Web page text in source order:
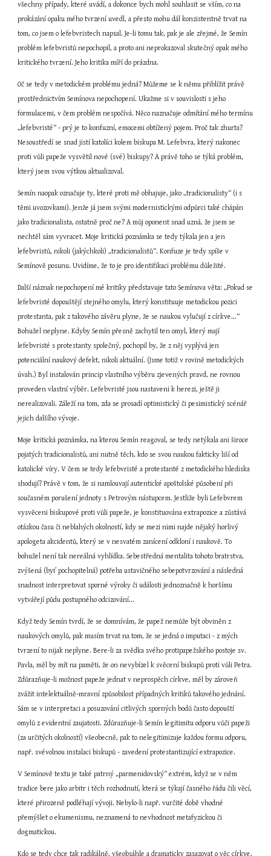
všechny případy, které uvádí, a dokonce bych mohl souhlasit se vším, co na
prokázání opaku mého tvrzení uvedl, a přesto mohu dál konzistentně trvat na
tom, co jsem o lefebvristech napsal. Je-li tomu tak, pak je ale zřejmé, že Semín
problém lefebvristů nepochopil, a proto ani neprokazoval skutečný opak mého
kritického tvrzení. Jeho kritika míří do prázdna.
Oč se tedy v metodickém problému jedná? Můžeme se k němu přiblížit právě
prostřednictvím Semínova nepochopení. Ukažme si v souvislosti s jeho
formulacemi, v čem problém nespočívá. Něco naznačuje odmítání mého termínu
„lefebvristé“ - prý je to konfuzní, emocemi obtížený pojem. Proč tak zhurta?
Nesoustředí se snad jistí katolíci kolem biskupa M. Lefebvra, který nakonec
proti vůli papeže vysvětil nové (své) biskupy? A právě toho se týká problém,
který jsem svou výtkou aktualizoval.
Semín naopak označuje ty, které proti mě obhajuje, jako „tradicionalisty“ (i s
těmi uvozovkami). Jenže já jsem svými modernistickými odpůrci také chápán
jako tradicionalista, ostatně proč ne? A můj oponent snad uzná, že jsem se
nechtěl sám vyvracet. Moje kritická poznámka se tedy týkala jen a jen
lefebvristů, nikoli (jakýchkoli) „tradicionalistů“. Konfuze je tedy spíše v
Semínově posunu. Uvidíme, že to je pro identifikaci problému důležité.
Další náznak nepochopení mé kritiky představuje tato Semínova věta: „Pokud se
lefebvristé dopouštějí stejného omylu, který konstituuje metodickou pozici
protestanta, pak z takového závěru plyne, že se naukou vylučují z církve...“
Bohužel neplyne. Kdyby Semín přesně zachytil ten omyl, který mají
lefebvristé s protestanty společný, pochopil by, že z něj vyplývá jen
potenciální naukový defekt, nikoli aktuální. (Jsme totiž v rovině metodických
úvah.) Byl instalován princip vlastního výběru zjevených pravd, ne rovnou
proveden vlastní výběr. Lefebvristé jsou nastaveni k herezi, ještě ji
nerealizovali. Záleží na tom, zda se prosadí optimistický či pesimistický scénář
jejich dalšího vývoje.
Moje kritická poznámka, na kterou Semín reagoval, se tedy netýkala ani široce
pojatých tradicionalistů, ani nutně těch, kdo se svou naukou fakticky liší od
katolické víry. V čem se tedy lefebvristé a protestanté z metodického hlediska
shodují? Právě v tom, že si namlouvají autentické apoštolské působení při
současném porušení jednoty s Petrovým nástupcem. Jestliže byli Lefebvrem
vysvěceni biskupové proti vůli papeže, je konstituována extrapozice a zůstává
otázkou času či neblahých okolností, kdy se mezi nimi najde nějaký horlivý
apologeta akcidentů, který se v nesvatém zanícení odkloní i naukově. To
bohužel není tak nereálná vyhlídka. Sebestředná mentalita tohoto bratrstva,
zvýšená (byť pochopitelná) potřeba ustavičného sebepotvrzování a následná
snadnost interpretovat sporné výroky či události jednoznačně k horšímu
vytvářejí půdu postupného odcizování...
Když tedy Semín tvrdí, že se domnívám, že papež nemůže být obviněn z
naukových omylů, pak musím trvat na tom, že se jedná o imputaci - z mých
tvrzení to nijak neplyne. Bere-li za svědka svého protipapežského postoje sv.
Pavla, měl by mít na paměti, že on nevybízel k svěcení biskupů proti vůli Petra.
Zdůrazňuje-li možnost papeže jednat v neprospěch církve, měl by zároveň
zvážit intelektuálně-mravní způsobilost případných kritiků takového jednání.
Sám se v interpretaci a posuzování citlivých sporných bodů často dopouští
omylů z evidentní zaujatosti. Zdůrazňuje-li Semín legitimitu odporu vůči papeži
(za určitých okolností) všeobecně, pak to nelegitimizuje každou formu odporu,
např. svévolnou instalaci biskupů - zavedení protestantizující extrapozice.
V Semínově textu je také patrný „parmenidovský“ extrém, když se v něm
tradice bere jako arbitr i těch rozhodnutí, která se týkají časného řádu čili věcí,
které přirozeně podléhají vývoji. Nebylo-li např. vurčité době vhodné
přemýšlet o ekumenismu, neznamená to nevhodnost metafyzickou či
dogmatickou.
Kdo se tedy chce tak radikálně, všeobsáhle a dramaticky zasazovat o věc církve,